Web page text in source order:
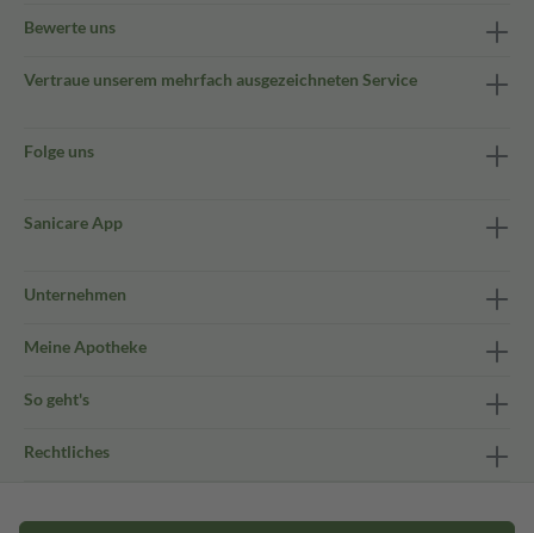
Bewerte uns
Vertraue unserem mehrfach ausgezeichneten Service
Folge uns
Sanicare App
Unternehmen
Meine Apotheke
So geht's
Rechtliches